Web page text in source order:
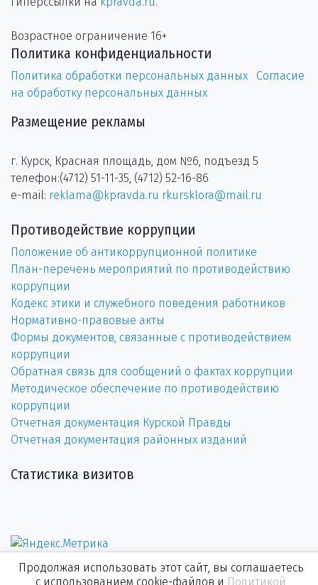
Возрастное ограничение 16+
Политика конфиденциальности
Политика обработки персональных данных
Согласие
на обработку персональных данных
Размещение рекламы
г. Курск, Красная площадь, дом №6, подъезд 5
телефон:(4712) 51-11-35, (4712) 52-16-86
e-mail: reklama@kpravda.ru rkursklora@mail.ru
Противодействие коррупции
Положение об антикоррупционной политике
План-перечень мероприятий по противодействию
коррупции
Кодекс этики и служебного поведения работников
Нормативно-правовые акты
Формы документов, связанные с противодействием
коррупции
Обратная связь для сообщений о фактах коррупции
Методическое обеспечение по противодействию
коррупции
Отчетная документация Курской Правды
Отчетная документация районных изданий
Статистика визитов
Продолжая использовать этот сайт, вы соглашаетесь
с использованием cookie-файлов и Политикой